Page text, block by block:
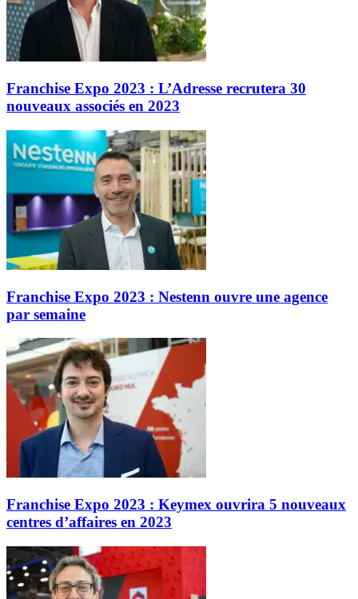
Franchise Expo 2023 : L’Adresse recrutera 30
nouveaux associés en 2023
Franchise Expo 2023 : Nestenn ouvre une agence
par semaine
Franchise Expo 2023 : Keymex ouvrira 5 nouveaux
centres d’affaires en 2023